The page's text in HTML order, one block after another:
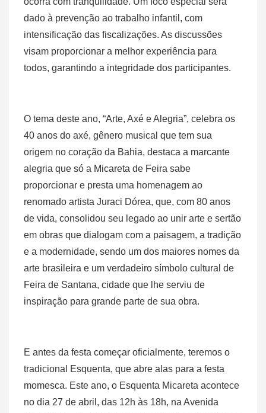
dado à prevenção ao trabalho infantil, com
intensificação das fiscalizações. As discussões
visam proporcionar a melhor experiência para
todos, garantindo a integridade dos participantes.
O tema deste ano, “Arte, Axé e Alegria”, celebra os
40 anos do axé, gênero musical que tem sua
origem no coração da Bahia, destaca a marcante
alegria que só a Micareta de Feira sabe
proporcionar e presta uma homenagem ao
renomado artista Juraci Dórea, que, com 80 anos
de vida, consolidou seu legado ao unir arte e sertão
em obras que dialogam com a paisagem, a tradição
e a modernidade, sendo um dos maiores nomes da
arte brasileira e um verdadeiro símbolo cultural de
Feira de Santana, cidade que lhe serviu de
inspiração para grande parte de sua obra.
E antes da festa começar oficialmente, teremos o
tradicional Esquenta, que abre alas para a festa
momesca. Este ano, o Esquenta Micareta acontece
no dia 27 de abril, das 12h às 18h, na Avenida